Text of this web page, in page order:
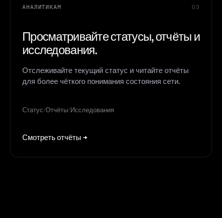
АНАЛИТИКАМ 03
Просматривайте статусы, отчёты и
исследования.
Отслеживайте текущий статус и читайте отчёты
для более чёткого понимания состояния сети.
Статус/Отчёты/Исследования
Смотреть отчёты